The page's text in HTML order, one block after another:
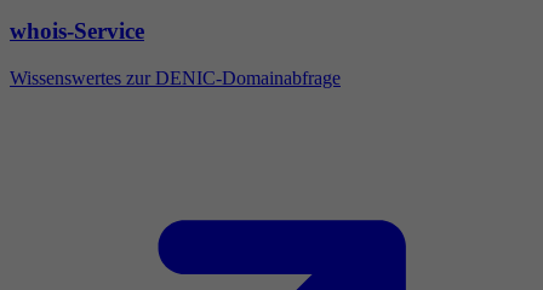
whois-Service
Wissenswertes zur DENIC-Domainabfrage